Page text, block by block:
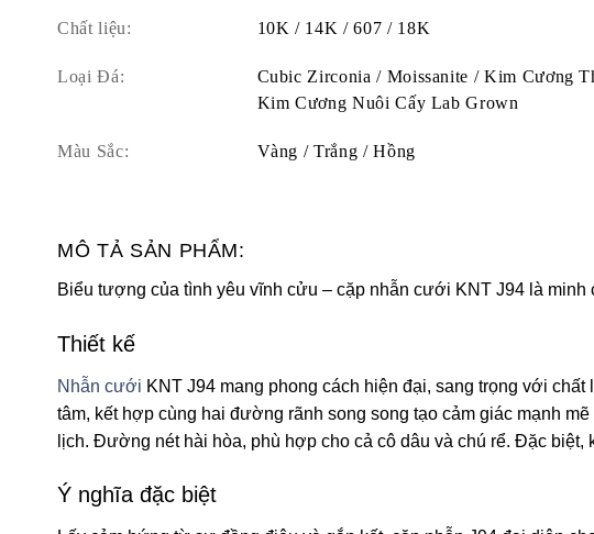
Chất liệu: 10K / 14K / 607 / 18K
Loại Đá:
Cubic Zirconia / Moissanite / Kim Cương
Kim Cương Nuôi Cấy Lab Grown
Màu Sắc: Vàng / Trắng / Hồng
MÔ TẢ SẢN PHẨM:
Biểu tượng của tình yêu vĩnh cửu – cặp nhẫn cưới KNT J94 là
Thiết kế
Nhẫn cưới KNT J94 mang phong cách hiện đại, sang trọng với chất
tâm, kết hợp cùng hai đường rãnh song song tạo cảm giác mạnh
lịch. Đường nét hài hòa, phù hợp cho cả cô dâu và chú rể. Đặc
Ý nghĩa đặc biệt